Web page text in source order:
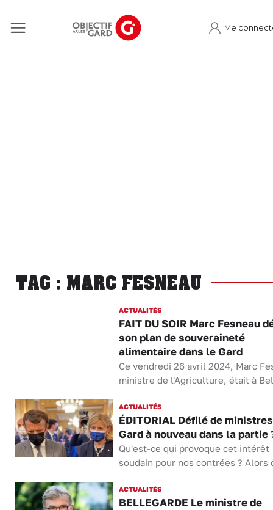
Me
TAG : MARC FESNEAU
ACTUALITÉS
FAIT DU SOIR Marc Fesneau
son plan de souveraineté
alimentaire dans le Gard
Ce vendredi 26 avril 2024, Marc
ministre de l'Agriculture, était à
ACTUALITÉS
ÉDITORIAL Défilé de
Gard à nouveau dans la partie
Qu'est-ce qui provoque cet intérêt
soudain pour nos contrées ? Alors
ACTUALITÉS
BELLEGARDE Le ministre de